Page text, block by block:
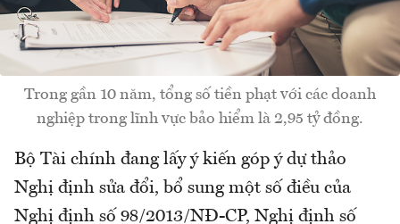
Trong gần 10 năm, tổng số tiền phạt với các doanh
nghiệp trong lĩnh vực bảo hiểm là 2,95 tỷ đồng.
Bộ Tài chính đang lấy ý kiến góp ý dự thảo
Nghị định sửa đổi, bổ sung một số điều của
Nghị định số 98/2013/NĐ-CP, Nghị định số